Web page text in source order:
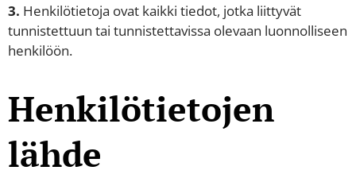
3. Henkilötietoja ovat kaikki tiedot, jotka liittyvät
tunnistettuun tai tunnistettavissa olevaan luonnolliseen
henkilöön.
Henkilötietojen
lähde